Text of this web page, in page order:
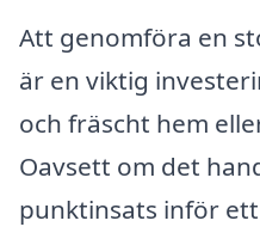
Att genomföra en
är en viktig
och fräscht hem
Oavsett om det
punktinsats inför